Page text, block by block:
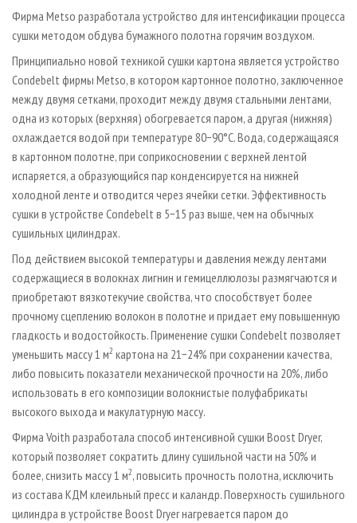
Фирма Metso разработала устройство для интенсификации процесса
сушки методом обдува бумажного полотна горячим воздухом.
Принципиально новой техникой сушки картона является устройство
Condebelt фирмы Metso, в котором картонное полотно, заключенное
между двумя сетками, проходит между двумя стальными лентами,
одна из которых (верхняя) обогревается паром, а другая (нижняя)
охлаждается водой при температуре 80−90°С. Вода, содержащаяся
в картонном полотне, при соприкосновении с верхней лентой
испаряется, а образующийся пар конденсируется на нижней
холодной ленте и отводится через ячейки сетки. Эффективность
сушки в устройстве Condebelt в 5−15 раз выше, чем на обычных
сушильных цилиндрах.
Под действием высокой температуры и давления между лентами
содержащиеся в волокнах лигнин и гемицеллюлозы размягчаются и
приобретают вязкотекучие свойства, что способствует более
прочному сцеплению волокон в полотне и придает ему повышенную
гладкость и водостойкость. Применение сушки Condebelt позволяет
уменьшить массу 1 м2 картона на 21−24% при сохранении качества,
либо повысить показатели механической прочности на 20%, либо
использовать в его композиции волокнистые полуфабрикаты
высокого выхода и макулатурную массу.
Фирма Voith разработала способ интенсивной сушки Boost Dryer,
который позволяет сократить длину сушильной части на 50% и
более, снизить массу 1 м2, повысить прочность полотна, исключить
из состава КДМ клеильный пресс и каландр. Поверхность сушильного
цилиндра в устройстве Boost Dryer нагревается паром до